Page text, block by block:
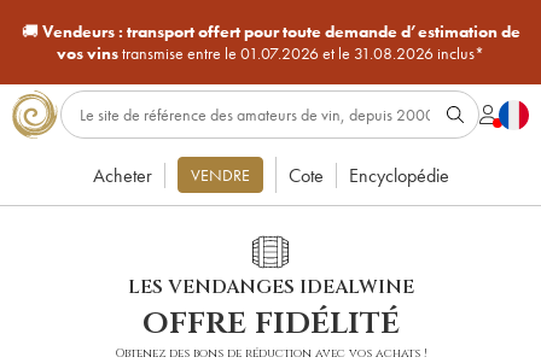
🚚Vendeurs : transport offert pour toute demande d’estimation de
vos vinstransmise entre le 01.07.2026 et le 31.08.2026 inclus*
Acheter VENDRE Cote Encyclopédie
LES VENDANGES IDEALWINE
offre fidélité
Obtenez des bons de réduction avec vos achats !